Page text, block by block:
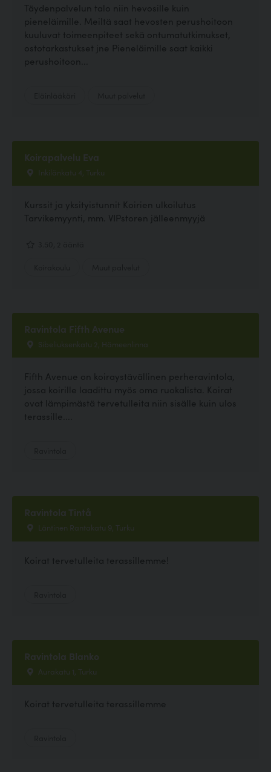
Täydenpalvelun talo niin hevosille kuin
pieneläimille. Meiltä saat hevosten perushoitoon
kuuluvat toimeenpiteet sekä ontumatutkimukset,
ostotarkastukset jne Pieneläimille saat kaikki
perushoitoon...
Koirapalvelu Eva
Inkilänkatu 4, Turku
Kurssit ja yksityistunnit Koirien ulkoilutus
Tarvikemyynti, mm. VIPstoren jälleenmyyjä
Ravintola Fifth Avenue
Sibeliuksenkatu 2, Hämeenlinna
Fifth Avenue on koiraystävällinen perheravintola,
jossa koirille laadittu myös oma ruokalista. Koirat
ovat lämpimästä tervetulleita niin sisälle kuin ulos
terassille....
Ravintola Tintå
Läntinen Rantakatu 9, Turku
Koirat tervetulleita terassillemme!
Ravintola Blanko
Aurakatu 1, Turku
Koirat tervetulleita terassillemme